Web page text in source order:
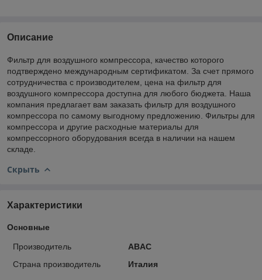
Описание
Фильтр для воздушного компрессора, качество которого
подтверждено международным сертификатом. За счет прямого
сотрудничества с производителем, цена на фильтр для
воздушного компрессора доступна для любого бюджета. Наша
компания предлагает вам заказать фильтр для воздушного
компрессора по самому выгодному предложению. Фильтры для
компрессора и другие расходные материалы для
компрессорного оборудования всегда в наличии на нашем
складе.
Скрыть
Характеристики
Основные
Производитель
ABAC
Страна производитель
Италия